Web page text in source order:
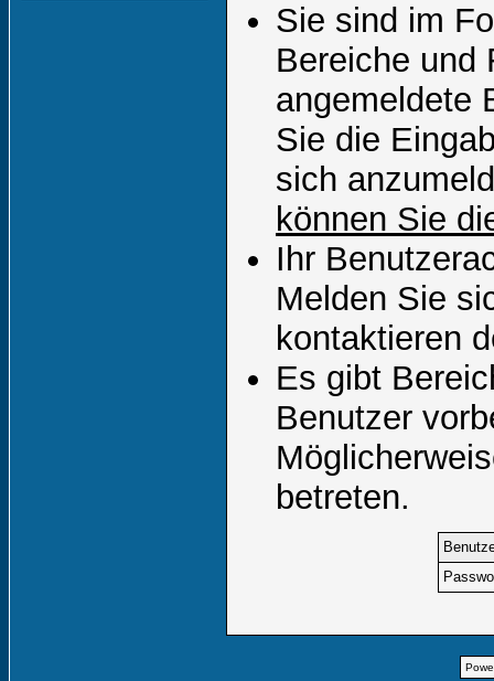
Sie sind im
Bereiche und
angemeldete
Sie die
sich
können Sie
Ihr
Melden Sie
kontaktieren
Es gibt
Benutzer
betreten.